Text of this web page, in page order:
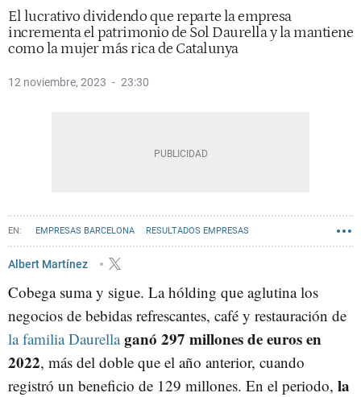
El lucrativo dividendo que reparte la empresa
incrementa el patrimonio de Sol Daurella y la mantiene
como la mujer más rica de Catalunya
12 noviembre, 2023 23:30
EMPRESAS BARCELONA RESULTADOS EMPRESAS
Albert Martínez
Cobega suma y sigue. La hólding que aglutina los
negocios de bebidas refrescantes, café y restauración de
la familia Daurella ganó 297 millones de euros en
2022, más del doble que el año anterior, cuando
registró un beneficio de 129 millones. En el periodo, la